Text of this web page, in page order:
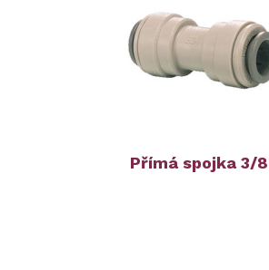
Přímá spojka 3/